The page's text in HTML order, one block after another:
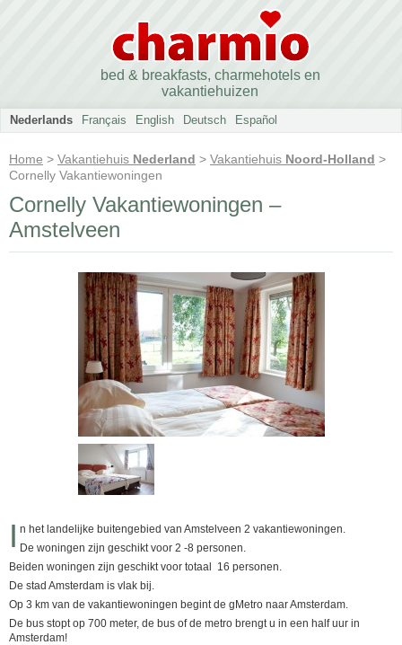
bed & breakfasts, charmehotels en
vakantiehuizen
Nederlands Français English Deutsch Español
Home > Vakantiehuis Nederland > Vakantiehuis Noord-Holland >
Cornelly Vakantiewoningen
Cornelly Vakantiewoningen –
Amstelveen
I n het landelijke buitengebied van Amstelveen 2 vakantiewoningen.
De woningen zijn geschikt voor 2 -8 personen.
Beiden woningen zijn geschikt voor totaal 16 personen.
De stad Amsterdam is vlak bij.
Op 3 km van de vakantiewoningen begint de gMetro naar Amsterdam.
De bus stopt op 700 meter, de bus of de metro brengt u in een half uur in
Amsterdam!